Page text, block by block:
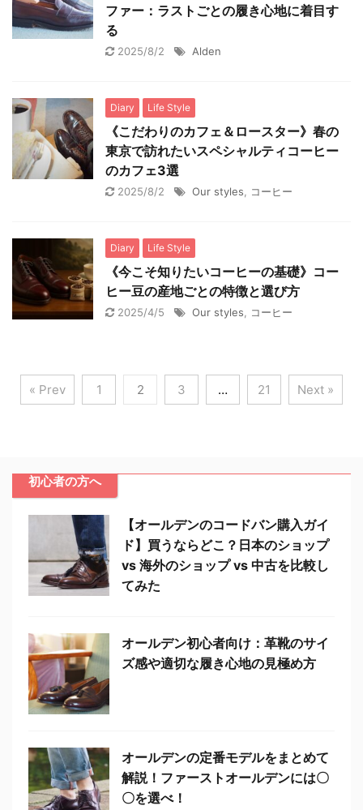
ファー：ラストごとの履き心地に着目す
る
2025/8/2 Alden
Diary Life Style
《こだわりのカフェ＆ロースター》春の
東京で訪れたいスペシャルティコーヒー
のカフェ3選
2025/8/2 Our styles コーヒー
Diary Life Style
《今こそ知りたいコーヒーの基礎》コー
ヒー豆の産地ごとの特徴と選び方
2025/4/5 Our styles コーヒー
« Prev 1 2 3 … 21 Next »
初心者の方へ
【オールデンのコードバン購入ガイ
ド】買うならどこ？日本のショップ
vs 海外のショップ vs 中古を比較し
てみた
オールデン初心者向け：革靴のサイ
ズ感や適切な履き心地の見極め方
オールデンの定番モデルをまとめて
解説！ファーストオールデンには〇
〇を選べ！